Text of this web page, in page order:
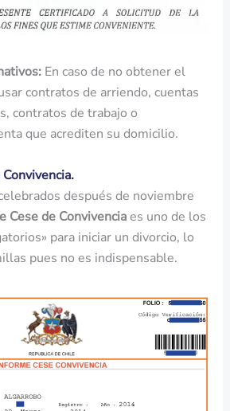
En caso de no obtener el
contratos de arriendo, cuentas
contratos de trabajo o
que acrediten su domicilio.
después de noviembre
Cese de Convivenciaes uno de los
para iniciar un divorcio, lo
pues no es indispensable.